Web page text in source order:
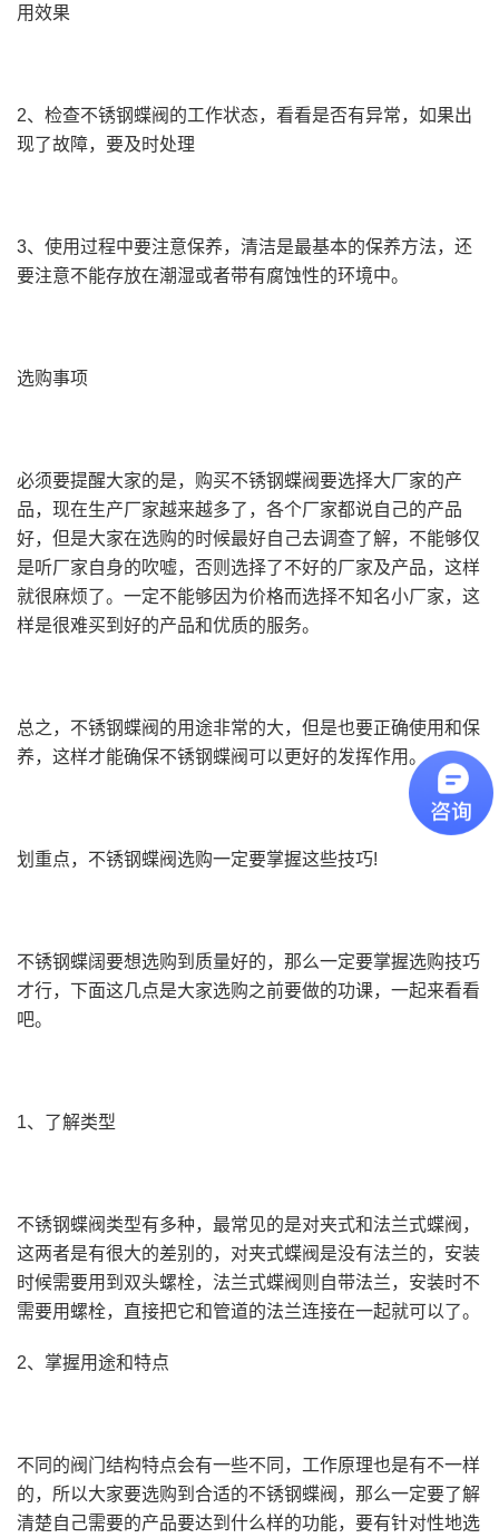
用效果
2、检查不锈钢蝶阀的工作状态，看看是否有异常，如果出
现了故障，要及时处理
3、使用过程中要注意保养，清洁是最基本的保养方法，还
要注意不能存放在潮湿或者带有腐蚀性的环境中。
选购事项
必须要提醒大家的是，购买不锈钢蝶阀要选择大厂家的产
品，现在生产厂家越来越多了，各个厂家都说自己的产品
好，但是大家在选购的时候最好自己去调查了解，不能够仅
是听厂家自身的吹嘘，否则选择了不好的厂家及产品，这样
就很麻烦了。一定不能够因为价格而选择不知名小厂家，这
样是很难买到好的产品和优质的服务。
总之，不锈钢蝶阀的用途非常的大，但是也要正确使用和保
养，这样才能确保不锈钢蝶阀可以更好的发挥作用。
划重点，不锈钢蝶阀选购一定要掌握这些技巧!
不锈钢蝶阔要想选购到质量好的，那么一定要掌握选购技巧
才行，下面这几点是大家选购之前要做的功课，一起来看看
吧。
1、了解类型
不锈钢蝶阀类型有多种，最常见的是对夹式和法兰式蝶阀，
这两者是有很大的差别的，对夹式蝶阀是没有法兰的，安装
时候需要用到双头螺栓，法兰式蝶阀则自带法兰，安装时不
需要用螺栓，直接把它和管道的法兰连接在一起就可以了。
2、掌握用途和特点
不同的阀门结构特点会有一些不同，工作原理也是有不一样
的，所以大家要选购到合适的不锈钢蝶阀，那么一定要了解
清楚自己需要的产品要达到什么样的功能，要有针对性地选